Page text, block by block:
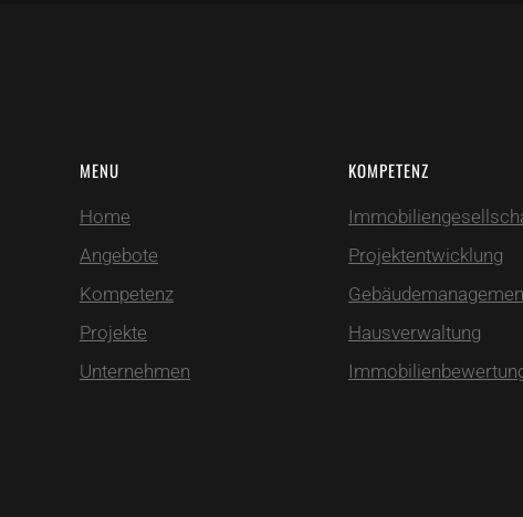
MENU
Home
Angebote
Kompetenz
Projekte
Unternehmen
KOMPETENZ
Projektentwicklung
Hausverwaltung